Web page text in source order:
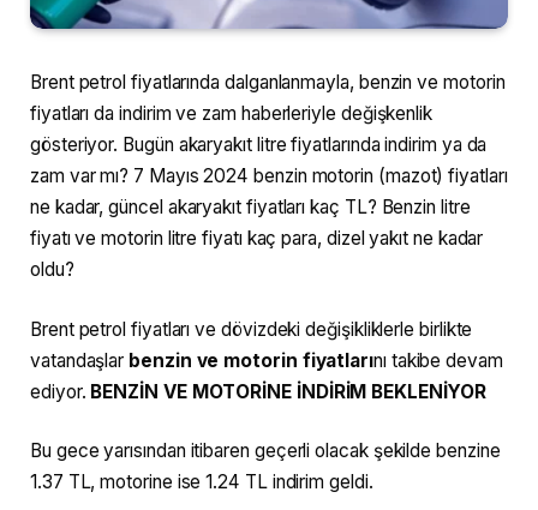
Brent petrol fiyatlarında dalganlanmayla, benzin ve motorin
fiyatları da indirim ve zam haberleriyle değişkenlik
gösteriyor. Bugün akaryakıt litre fiyatlarında indirim ya da
zam var mı? 7 Mayıs 2024 benzin motorin (mazot) fiyatları
ne kadar, güncel akaryakıt fiyatları kaç TL? Benzin litre
fiyatı ve motorin litre fiyatı kaç para, dizel yakıt ne kadar
oldu?
Brent petrol fiyatları ve dövizdeki değişikliklerle birlikte
vatandaşlar benzin ve motorin fiyatlarını takibe devam
ediyor. BENZİN VE MOTORİNE İNDİRİM BEKLENİYOR
Bu gece yarısından itibaren geçerli olacak şekilde benzine
1.37 TL, motorine ise 1.24 TL indirim geldi.